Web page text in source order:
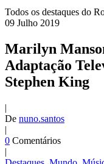
Todos os destaques do
09 Julho 2019
Marilyn
Adaptação
Stephen King
|
De nuno.santos
|
0 Comentários
|